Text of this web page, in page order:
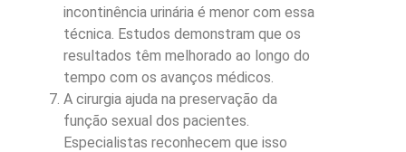
incontinência urinária é menor com essa
técnica. Estudos demonstram que os
resultados têm melhorado ao longo do
tempo com os avanços médicos.
A cirurgia ajuda na preservação da
função sexual dos pacientes.
Especialistas reconhecem que isso